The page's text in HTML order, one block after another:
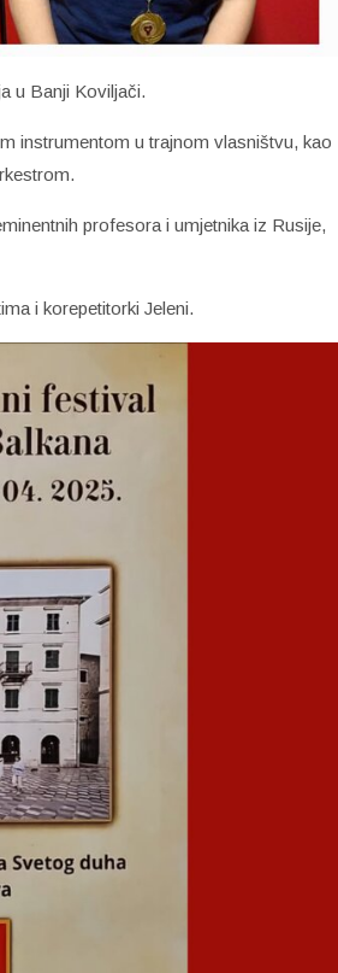
u Banji Koviljači.
instrumentom u trajnom vlasništvu, kao
profesora i umjetnika iz Rusije,
i korepetitorki Jeleni.